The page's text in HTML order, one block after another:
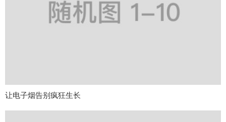
让电子烟告别疯狂生长